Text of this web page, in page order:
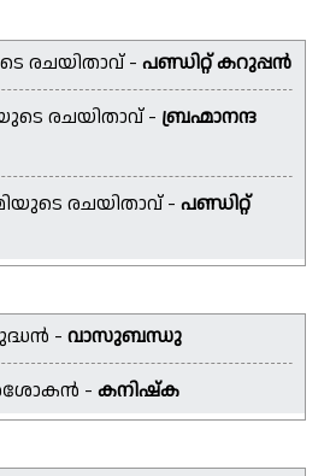
രചയിതാവ് - പണ്ഡിറ്റ് കറുപ്പൻ
രചയിതാവ് - ബ്രഹ്മാനന്ദ
രചയിതാവ് - പണ്ഡിറ്റ്
- വാസുബന്ധു
- കനിഷ്ക